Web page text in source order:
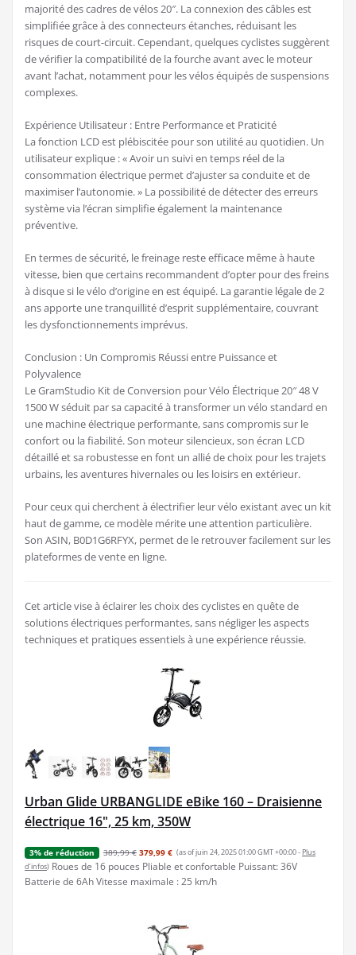
majorité des cadres de vélos 20″. La connexion des câbles est
simplifiée grâce à des connecteurs étanches, réduisant les
risques de court-circuit. Cependant, quelques cyclistes suggèrent
de vérifier la compatibilité de la fourche avant avec le moteur
avant l’achat, notamment pour les vélos équipés de suspensions
complexes.
Expérience Utilisateur : Entre Performance et Praticité
La fonction LCD est plébiscitée pour son utilité au quotidien. Un
utilisateur explique : « Avoir un suivi en temps réel de la
consommation électrique permet d’ajuster sa conduite et de
maximiser l’autonomie. » La possibilité de détecter des erreurs
système via l’écran simplifie également la maintenance
préventive.
En termes de sécurité, le freinage reste efficace même à haute
vitesse, bien que certains recommandent d’opter pour des freins
à disque si le vélo d’origine en est équipé. La garantie légale de 2
ans apporte une tranquillité d’esprit supplémentaire, couvrant
les dysfonctionnements imprévus.
Conclusion : Un Compromis Réussi entre Puissance et
Polyvalence
Le GramStudio Kit de Conversion pour Vélo Électrique 20″ 48 V
1500 W séduit par sa capacité à transformer un vélo standard en
une machine électrique performante, sans compromis sur le
confort ou la fiabilité. Son moteur silencieux, son écran LCD
détaillé et sa robustesse en font un allié de choix pour les trajets
urbains, les aventures hivernales ou les loisirs en extérieur.
Pour ceux qui cherchent à électrifier leur vélo existant avec un kit
haut de gamme, ce modèle mérite une attention particulière.
Son ASIN, B0D1G6RFYX, permet de le retrouver facilement sur les
plateformes de vente en ligne.
Cet article vise à éclairer les choix des cyclistes en quête de
solutions électriques performantes, sans négliger les aspects
techniques et pratiques essentiels à une expérience réussie.
Urban Glide URBANGLIDE eBike 160 – Draisienne
électrique 16", 25 km, 350W
3% de réduction 389,99 € 379,99 € (as of juin 24, 2025 01:00 GMT +00:00 - Plus
d’infos) Roues de 16 pouces Pliable et confortable Puissant: 36V
Batterie de 6Ah Vitesse maximale : 25 km/h